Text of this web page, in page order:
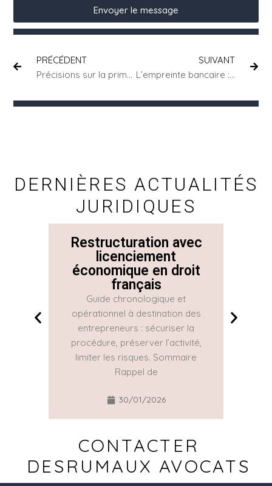
Envoyer le message
PRÉCÉDENT
Précisions sur la prime d’assiduité
SUIVANT
L’empreinte bancaire : comment la mettre en place sans risques ?
DERNIÈRES ACTUALITÉS
JURIDIQUES
Restructuration avec
licenciement
économique en droit
français
Guide chronologique et
opérationnel à destination des
entrepreneurs : sécuriser la
procédure, préserver l’activité,
limiter les risques. Sommaire
Rappel de
30/01/2026
CONTACTER
DESRUMAUX AVOCATS